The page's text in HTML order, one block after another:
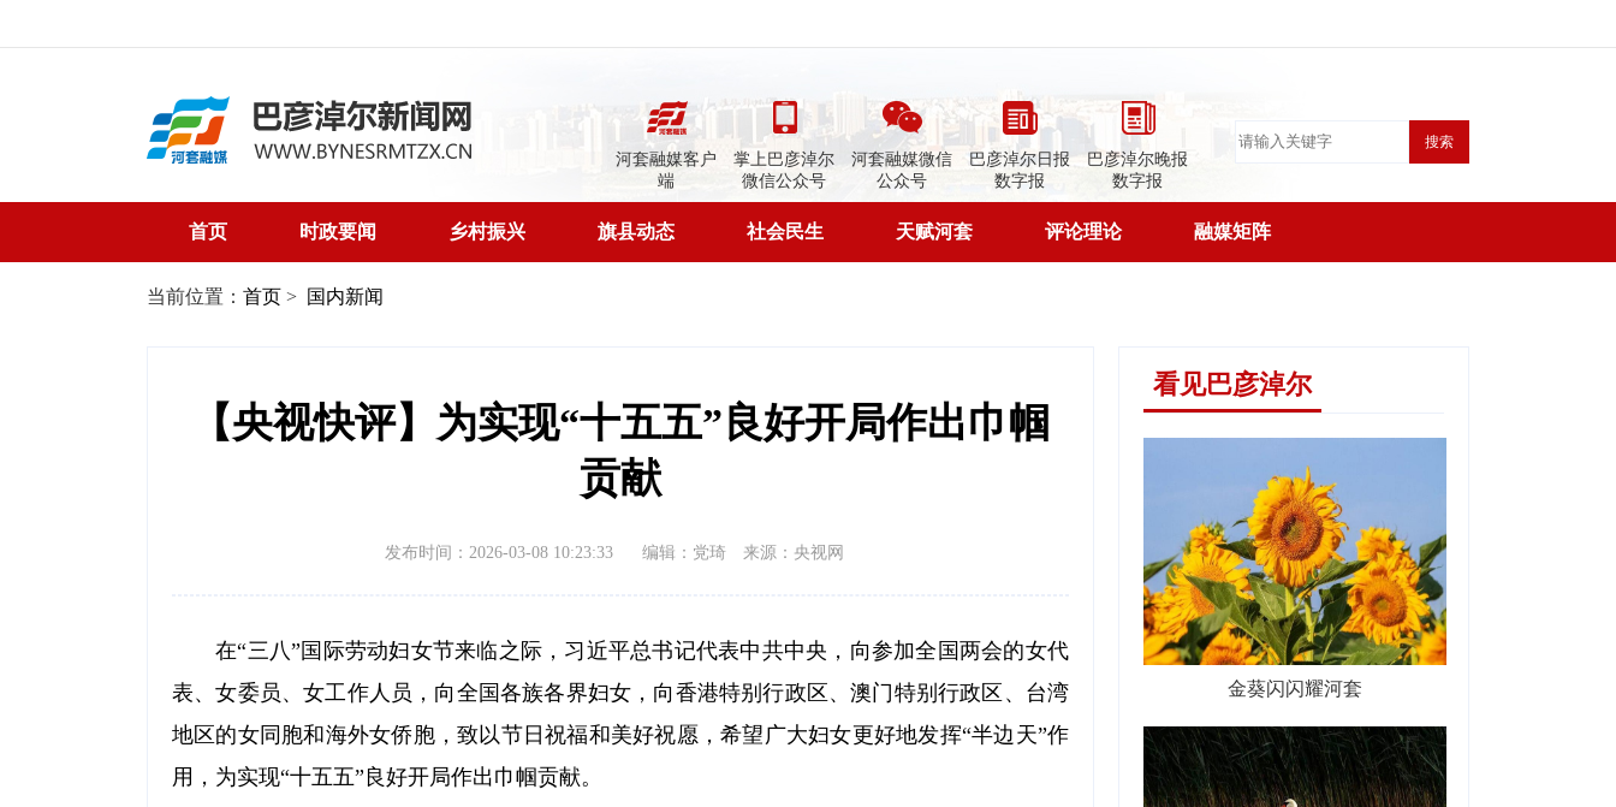
河套融媒客户
端
掌上巴彦淖尔
微信公众号
河套融媒微信
公众号
巴彦淖尔日报
数字报
巴彦淖尔晚报
数字报
搜索
首页 时政要闻 乡村振兴 旗县动态 社会民生 天赋河套 评论理论 融媒矩阵
当前位置： 首页 > 国内新闻
【央视快评】为实现“十五五”良好开局作出巾帼
贡献
发布时间：2026-03-08 10:23:33 编辑：党琦 来源：央视网
在“三八”国际劳动妇女节来临之际，习近平总书记代表中共中央，向参加全国两会的女代
表、女委员、女工作人员，向全国各族各界妇女，向香港特别行政区、澳门特别行政区、台湾
地区的女同胞和海外女侨胞，致以节日祝福和美好祝愿，希望广大妇女更好地发挥“半边天”作
用，为实现“十五五”良好开局作出巾帼贡献。
看见巴彦淖尔
金葵闪闪耀河套